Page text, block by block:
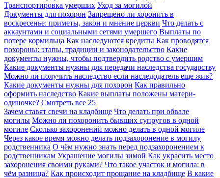
Транспортировка умерших Уход за могилой
Документы для похорон Запрещено ли хоронить в
воскресенье: приметы, закон и мнение церкви Что делать с
аккаунтами и социальными сетями умершего Выплаты по
потере кормильца Как наследуются кредиты Как проводятся
похороны: этапы, традиции и законодательство Какие
документы нужны, чтобы подтвердить родство с умершим
Какие документы нужны для передачи наследства государству
Можно ли получить наследство если наследодатель еще жив?
Какие документы нужны для похорон Как правильно
оформить наследство Какие выплаты положены матери-
одиночке? Смотреть все 25
Зачем ставят свечи на кладбище Что делать при обвале
могилы Можно ли похоронить бывших супругов в одной
могиле Сколько захоронений можно делать в одной могиле
Через какое время можно делать подзахоронение в могилу
родственника О чём нужно знать перед подзахоронением к
родственникам Украшение могилы зимой Как украсить место
захоронения своими руками? Что такое участок и могила: в
чём разница? Как происходит прощание на кладбище В какие